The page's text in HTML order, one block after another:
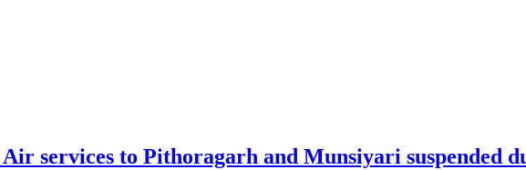
services to Pithoragarh and Munsiyari suspended